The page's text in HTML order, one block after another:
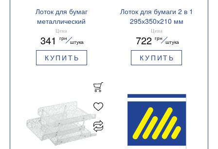
Лоток для бумаг
металлический
Buromax BM.6251
Цена
341 грн
штука
КУПИТЬ
Лоток для бумаги 2 в 1
295х350х210 мм
металлический
BM.6250 Buromax
Цена
722 грн
штука
КУПИТЬ